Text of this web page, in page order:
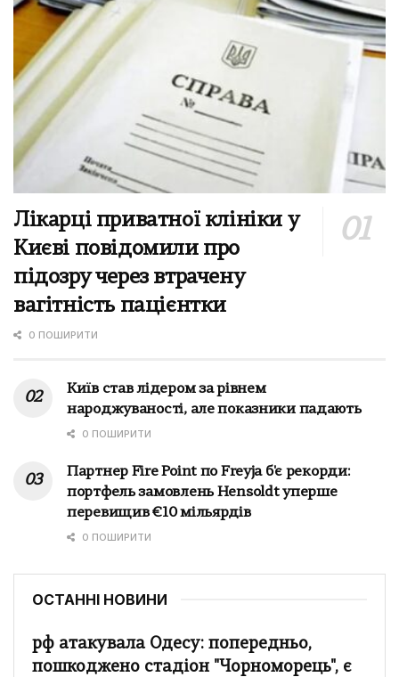
Лікарці приватної клініки у
Києві повідомили про
підозру через втрачену
вагітність пацієнтки
0 ПОШИРИТИ
Київ став лідером за рівнем
народжуваності, але показники падають
0 ПОШИРИТИ
Партнер Fire Point по Freyja б'є рекорди:
портфель замовлень Hensoldt уперше
перевищив €10 мільярдів
0 ПОШИРИТИ
ОСТАННІ НОВИНИ
рф атакувала Одесу: попередньо,
пошкоджено стадіон "Чорноморець", є